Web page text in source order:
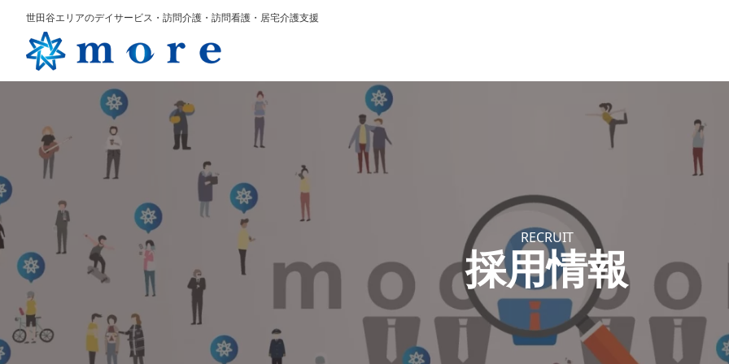
世田谷エリアのデイサービス・訪問介護・訪問看護・居宅介護支援
RECRUIT
採用情報